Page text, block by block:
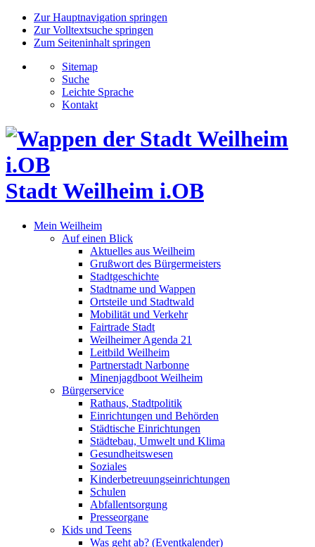
Zur Hauptnavigation springen
Zur Volltextsuche springen
Zum Seiteninhalt springen
Sitemap
Suche
Leichte Sprache
Kontakt
Stadt Weilheim i.OB
Mein Weilheim
Auf einen Blick
Aktuelles aus Weilheim
Grußwort des Bürgermeisters
Stadtgeschichte
Stadtname und Wappen
Ortsteile und Stadtwald
Mobilität und Verkehr
Fairtrade Stadt
Weilheimer Agenda 21
Leitbild Weilheim
Partnerstadt Narbonne
Minenjagdboot Weilheim
Bürgerservice
Rathaus, Stadtpolitik
Einrichtungen und Behörden
Städtische Einrichtungen
Städtebau, Umwelt und Klima
Gesundheitswesen
Soziales
Kinderbetreuungseinrichtungen
Schulen
Abfallentsorgung
Presseorgane
Kids und Teens
Was geht ab? (Eventkalender)